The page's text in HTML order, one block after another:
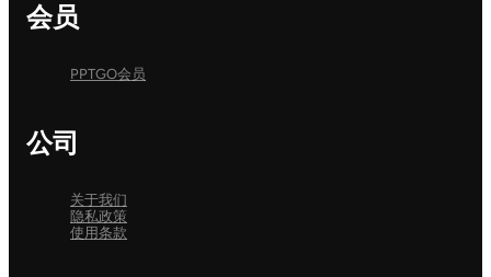
会员
PPTGO会员
公司
关于我们
隐私政策
使用条款